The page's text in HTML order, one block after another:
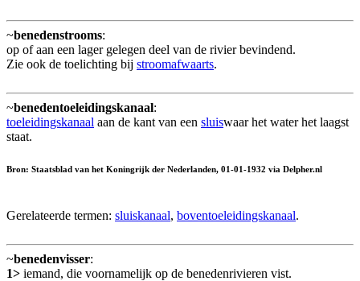
~benedenstrooms:
op of aan een lager gelegen deel van de rivier bevindend.
Zie ook de toelichting bij stroomafwaarts.
~benedentoeleidingskanaal:
toeleidingskanaal aan de kant van een sluiswaar het water het laagst
staat.
Bron: Staatsblad van het Koningrijk der Nederlanden, 01-01-1932 via Delpher.nl
Gerelateerde termen: sluiskanaal, boventoeleidingskanaal.
~benedenvisser:
1> iemand, die voornamelijk op de benedenrivieren vist.